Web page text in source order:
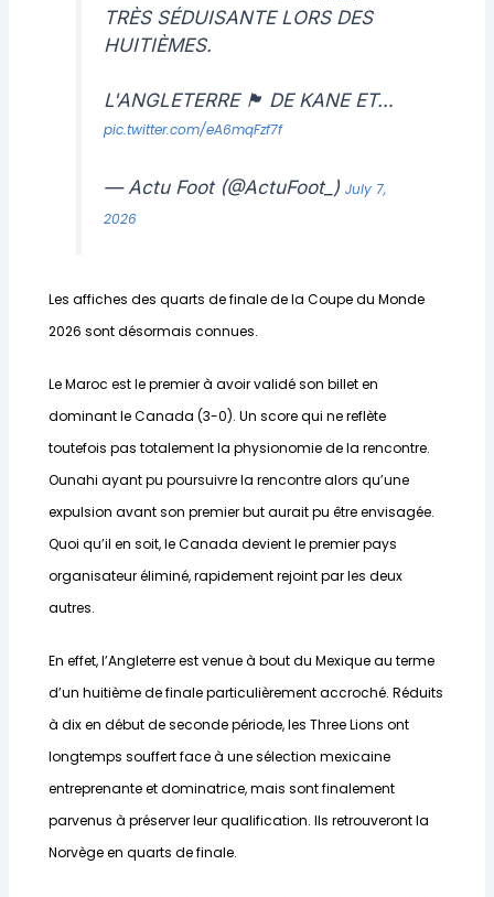
TRÈS SÉDUISANTE LORS DES
HUITIÈMES.
L'ANGLETERRE 🏴󠁧󠁢󠁥󠁮󠁧󠁿 DE KANE ET…
pic.twitter.com/eA6mqFzf7f
— Actu Foot (@ActuFoot_)July 7,
2026
Les affiches des quarts de finale de la Coupe du Monde
2026 sont désormais connues.
Le Maroc est le premier à avoir validé son billet en
dominant le Canada (3-0). Un score qui ne reflète
toutefois pas totalement la physionomie de la rencontre.
Ounahi ayant pu poursuivre la rencontre alors qu’une
expulsion avant son premier but aurait pu être envisagée.
Quoi qu’il en soit, le Canada devient le premier pays
organisateur éliminé, rapidement rejoint par les deux
autres.
En effet, l’Angleterre est venue à bout du Mexique au terme
d’un huitième de finale particulièrement accroché. Réduits
à dix en début de seconde période, les Three Lions ont
longtemps souffert face à une sélection mexicaine
entreprenante et dominatrice, mais sont finalement
parvenus à préserver leur qualification. Ils retrouveront la
Norvège en quarts de finale.